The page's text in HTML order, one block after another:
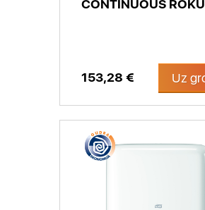
CONTINUOUS
153,28 € Uz